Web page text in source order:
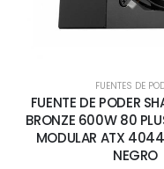
FUENTES DE
FUENTE DE PODER
BRONZE 600W 80
MODULAR ATX
NEGRO